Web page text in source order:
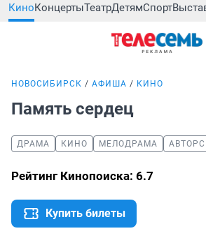
КиноКонцертыТеатрДетямСпорт
НОВОСИБИРСК АФИША КИНО
Память сердец
ДРАМА КИНО МЕЛОДРАМА
Рейтинг Кинопоиска: 6.7
Купить билеты